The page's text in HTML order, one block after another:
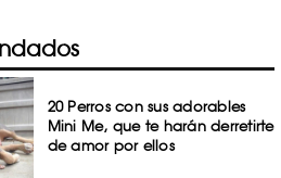
20 Perros con sus adorables
Mini Me, que te harán derretirte
de amor por ellos